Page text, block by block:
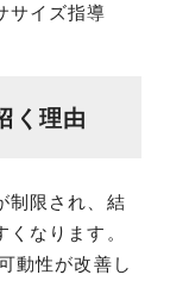
サイズ指導
く理由
制限され、結
なります。
動性が改善し